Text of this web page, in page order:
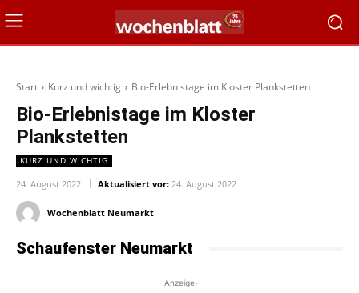
Start Kurz und wichtig Bio-Erlebnistage im Kloster Plankstetten
Bio-Erlebnistage im Kloster
Plankstetten
KURZ UND WICHTIG
24. August 2022 Aktualisiert vor: 24. August 2022
Wochenblatt Neumarkt
Schaufenster Neumarkt
-Anzeige-